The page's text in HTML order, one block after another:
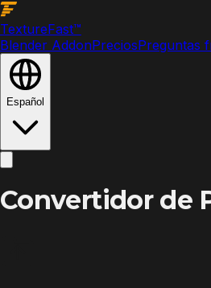
TextureFast™
Blender AddonPreciosPreguntas
Español
Convertidor de